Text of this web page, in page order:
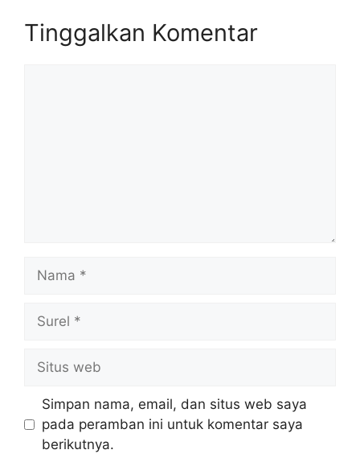
Tinggalkan Komentar
Nama
Surel
Situs
web
Simpan nama, email, dan situs web saya
pada peramban ini untuk komentar saya
berikutnya.